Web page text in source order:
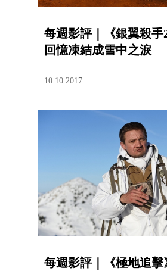
每週影評｜《銀翼殺手
回憶凍結成雪中之淚
10.10.2017
每週影評｜《極地追擊